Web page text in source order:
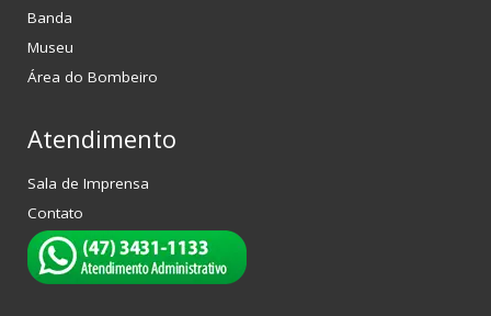
Banda
Museu
Área do Bombeiro
Atendimento
Sala de Imprensa
Contato